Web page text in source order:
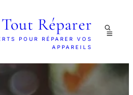
Tout Réparer
POUR RÉPARER VOS
APPAREILS